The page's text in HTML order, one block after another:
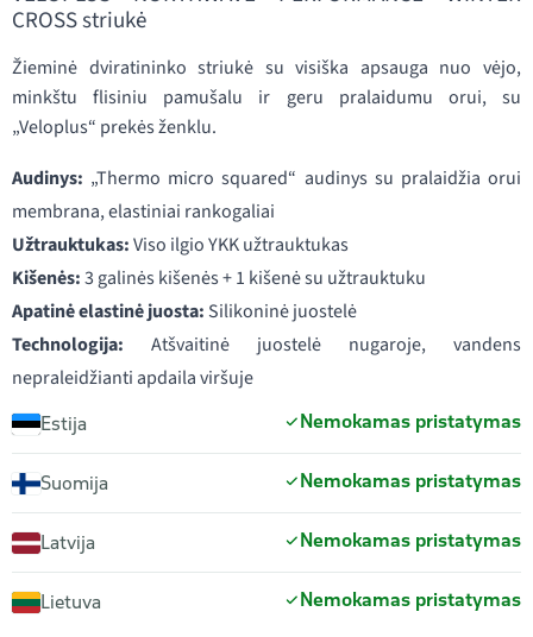
CROSS striukė
Žieminė dviratininko striukė su visiška apsauga nuo vėjo,
minkštu flisiniu pamušalu ir geru pralaidumu orui, su
„Veloplus“ prekės ženklu.
Audinys: „Thermo micro squared“ audinys su pralaidžia orui
membrana, elastiniai rankogaliai
Užtrauktukas:Viso ilgio YKK užtrauktukas
Kišenės:3 galinės kišenės + 1 kišenė su užtrauktuku
Apatinė elastinė juosta: Silikoninė juostelė
Technologija: Atšvaitinė juostelė nugaroje, vandens
nepraleidžianti apdaila viršuje
Estija Nemokamas pristatymas
Suomija Nemokamas pristatymas
Latvija Nemokamas pristatymas
Lietuva Nemokamas pristatymas